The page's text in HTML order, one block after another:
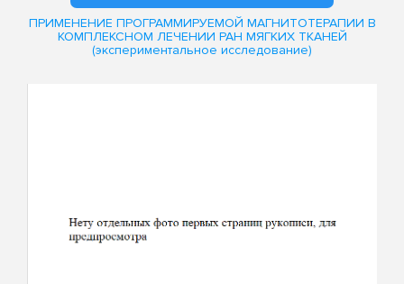
ПРИМЕНЕНИЕ ПРОГРАММИРУЕМОЙ МАГНИТОТЕРАПИИ В
КОМПЛЕКСНОМ ЛЕЧЕНИИ РАН МЯГКИХ ТКАНЕЙ
(экспериментальное исследование)